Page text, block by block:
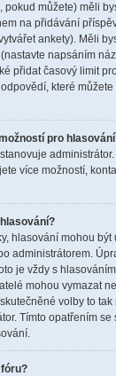
můžete) měli
na přidávání
ankety). Měli
napsáním
přidat časový limit
které můžete
pro
více možností,
hlasování mohou
administrátorem.
je vždy s
mohou vymazat
volby to tak
Tímto opatřením se